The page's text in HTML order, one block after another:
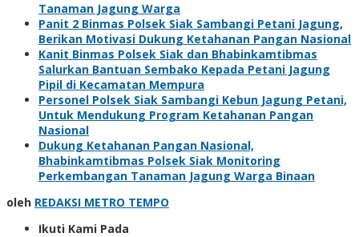
Tanaman Jagung Warga
Panit 2 Binmas Polsek Siak Sambangi Petani Jagung,
Berikan Motivasi Dukung Ketahanan Pangan Nasional
Kanit Binmas Polsek Siak dan Bhabinkamtibmas
Salurkan Bantuan Sembako Kepada Petani Jagung
Pipil di Kecamatan Mempura
Personel Polsek Siak Sambangi Kebun Jagung Petani,
Untuk Mendukung Program Ketahanan Pangan
Nasional
Dukung Ketahanan Pangan Nasional,
Bhabinkamtibmas Polsek Siak Monitoring
Perkembangan Tanaman Jagung Warga Binaan
oleh REDAKSI METRO TEMPO
Ikuti Kami Pada